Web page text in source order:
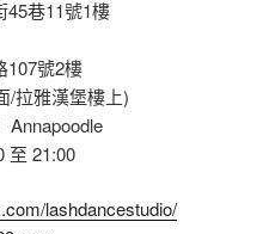
45巷11號1樓
107號2樓
/拉雅漢堡樓上)
Annapoodle
至 21:00
lashdancestudio/